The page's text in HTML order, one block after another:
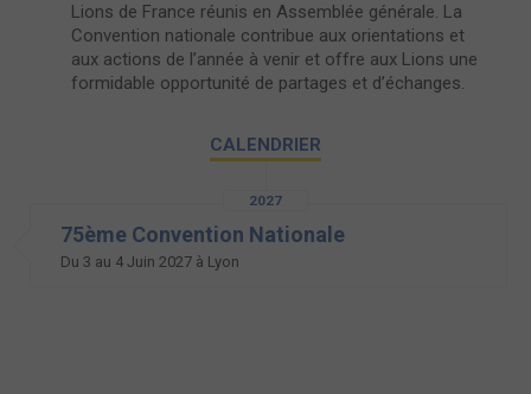
Lions de France réunis en Assemblée générale. La
Convention nationale contribue aux orientations et
aux actions de l’année à venir et offre aux Lions une
formidable opportunité de partages et d’échanges.
CALENDRIER
2027
75ème Convention Nationale
Du 3 au 4 Juin 2027 à Lyon